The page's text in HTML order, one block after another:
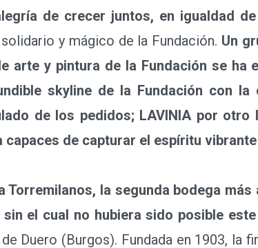
de crecer juntos, en igualdad
y mágico de la Fundación. Un
arte y pintura de la Fundación se
skyline de la Fundación con
de los pedidos; LAVINIA por
capaces de capturar el espíritu vibrante
Torremilanos, la segunda bodega
sin el cual no hubiera sido posible
de Duero (Burgos). Fundada en 1903, la